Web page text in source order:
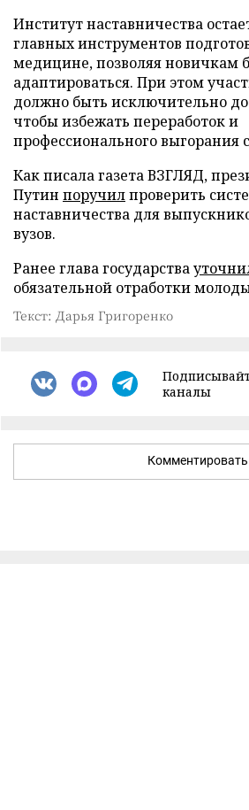
Институт наставничества
главных инструментов
медицине, позволяя новичкам
адаптироваться. При этом
должно быть исключительно
чтобы избежать переработок и
профессионального выгорания
Как писала газета ВЗГЛЯД,
Путин поручилпроверить
наставничества для
вузов.
Ранее глава государства
обязательной отработки
Текст: Дарья Григоренко
каналы
Комментировать